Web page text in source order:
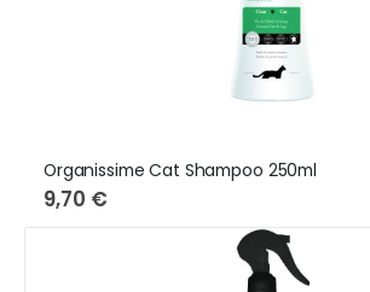
Organissime Cat Shampoo 250ml
9,70 €